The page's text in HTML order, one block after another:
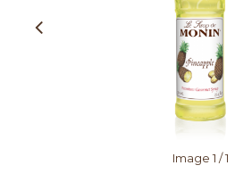
Image 1 / 1